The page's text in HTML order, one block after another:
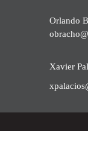
Orlando
Xavier